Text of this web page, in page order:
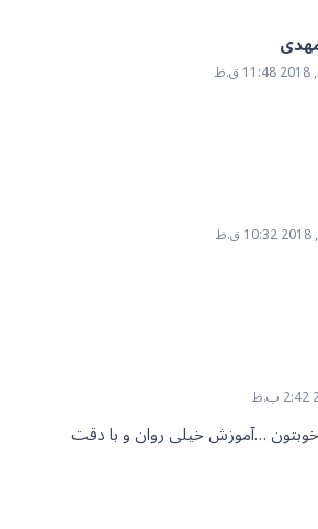
…آموزش خیلی روان و با دقت